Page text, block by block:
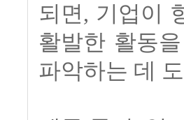
되면, 기업이
활발한 활동
파악하는 데